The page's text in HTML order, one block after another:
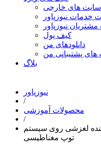
های خارجی
خدمات نیوزپاور
نیوزپاور
کیف پول
دانلودهای من
های پشتیبانی من
بلاگ
نیوزپاور
/
محصولات آموزشی
/
لغزشی روی سیستم
توپ مغناطیسی